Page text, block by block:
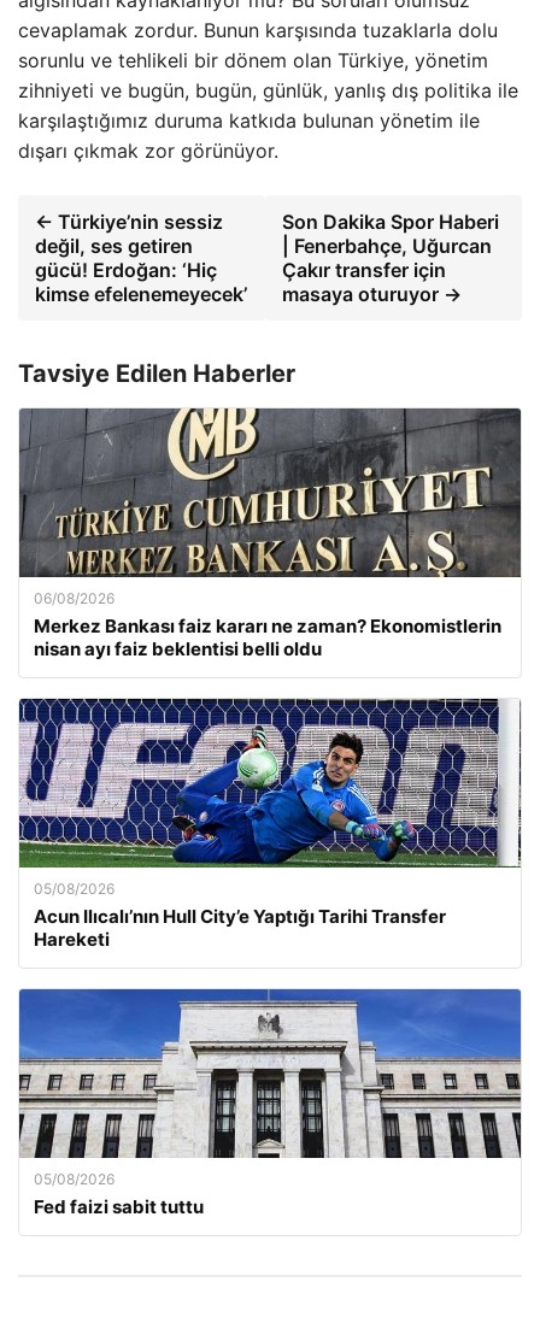
cevaplamak zordur. Bunun karşısında tuzaklarla dolu
sorunlu ve tehlikeli bir dönem olan Türkiye, yönetim
zihniyeti ve bugün, bugün, günlük, yanlış dış politika ile
karşılaştığımız duruma katkıda bulunan yönetim ile
dışarı çıkmak zor görünüyor.
← Türkiye’nin sessiz
değil, ses getiren
gücü! Erdoğan: ‘Hiç
kimse efelenemeyecek’
Son Dakika Spor Haberi
| Fenerbahçe, Uğurcan
Çakır transfer için
masaya oturuyor →
Tavsiye Edilen Haberler
06/08/2026
Merkez Bankası faiz kararı ne zaman? Ekonomistlerin
nisan ayı faiz beklentisi belli oldu
05/08/2026
Acun Ilıcalı’nın Hull City’e Yaptığı Tarihi Transfer
Hareketi
05/08/2026
Fed faizi sabit tuttu